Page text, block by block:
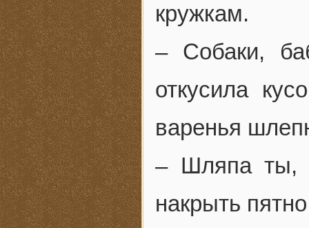
кружкам.
– Собаки,
откусила
варенья
– Шляпа ты,
накрыть